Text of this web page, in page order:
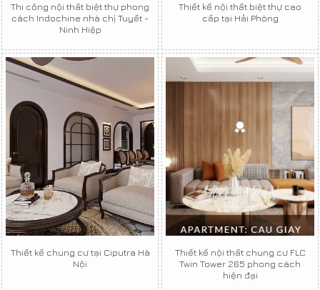
Thi công nội thất biệt thự phong
cách Indochine nhà chị Tuyết -
Ninh Hiệp
Thiết kế nội thất biệt thự cao
cấp tại Hải Phòng
Thiết kế chung cư tại Ciputra Hà
Nội
Thiết kế nội thất chung cư FLC
Twin Tower 265 phong cách
hiện đại